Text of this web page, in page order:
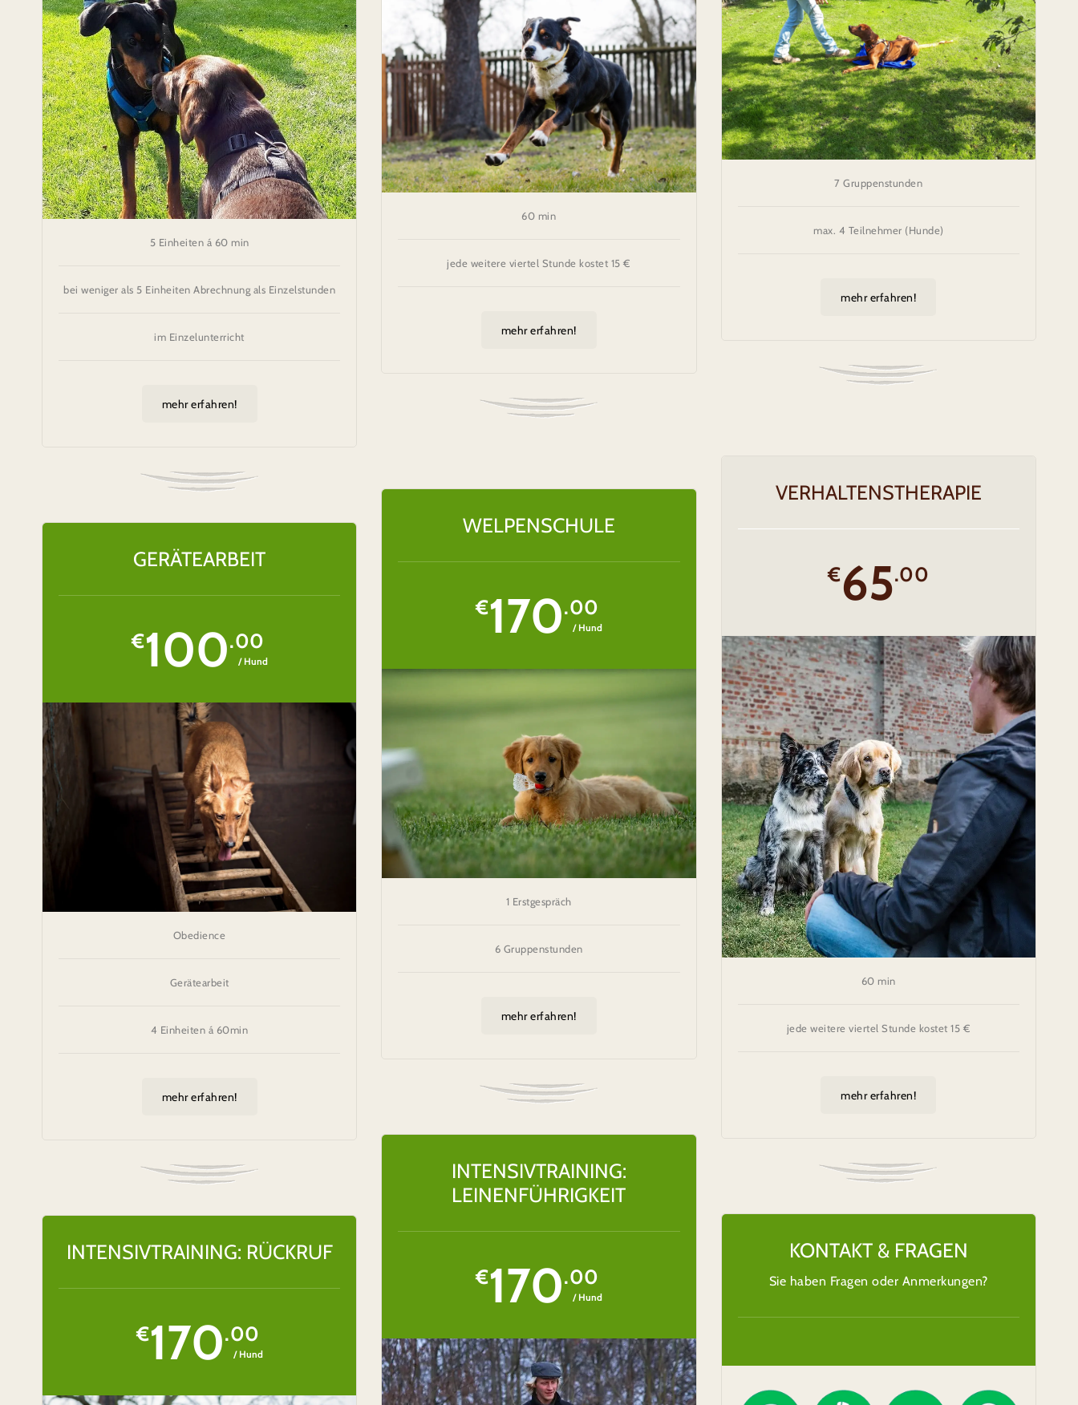
5 Einheiten á 60 min
bei weniger als 5 Einheiten Abrechnung als Einzelstunden
im Einzelunterricht
mehr erfahren!
GERÄTEARBEIT
€100.00
/ Hund
Obedience
Gerätearbeit
4 Einheiten á 60min
mehr erfahren!
INTENSIVTRAINING: RÜCKRUF
€170.00
/ Hund
60 min
jede weitere viertel Stunde kostet 15 €
mehr erfahren!
WELPENSCHULE
€170.00
/ Hund
1 Erstgespräch
6 Gruppenstunden
mehr erfahren!
INTENSIVTRAINING:
LEINENFÜHRIGKEIT
€170.00
/ Hund
7 Gruppenstunden
max. 4 Teilnehmer (Hunde)
mehr erfahren!
VERHALTENSTHERAPIE
€65.00
60 min
jede weitere viertel Stunde kostet 15 €
mehr erfahren!
KONTAKT & FRAGEN
Sie haben Fragen oder Anmerkungen?